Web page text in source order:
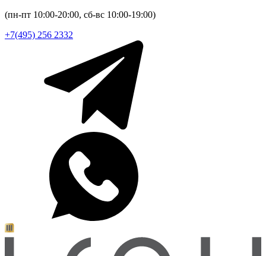
(пн-пт 10:00-20:00, сб-вс 10:00-19:00)
+7(495) 256 2332